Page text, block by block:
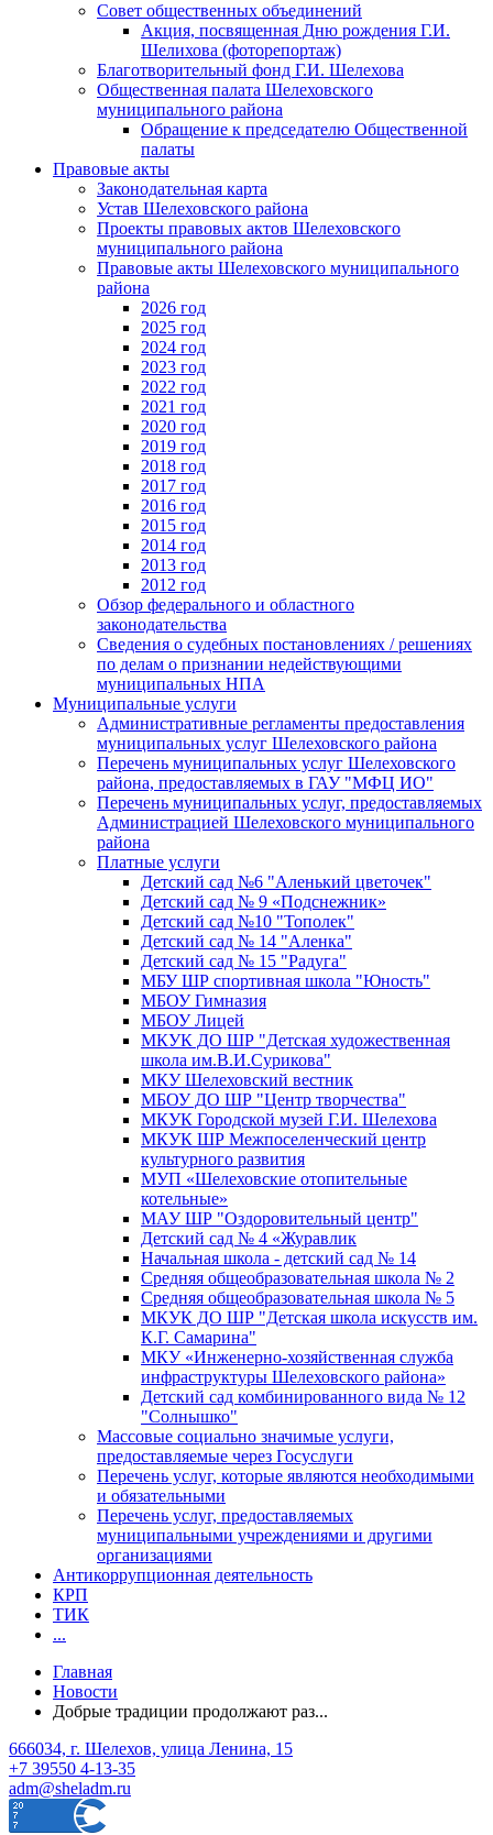
Совет общественных объединений
Акция, посвященная Дню рождения Г.И.
Шелихова (фоторепортаж)
Благотворительный фонд Г.И. Шелехова
Общественная палата Шелеховского
муниципального района
Обращение к председателю Общественной
палаты
Правовые акты
Законодательная карта
Устав Шелеховского района
Проекты правовых актов Шелеховского
муниципального района
Правовые акты Шелеховского муниципального
района
2026 год
2025 год
2024 год
2023 год
2022 год
2021 год
2020 год
2019 год
2018 год
2017 год
2016 год
2015 год
2014 год
2013 год
2012 год
Обзор федерального и областного
законодательства
Сведения о судебных постановлениях / решениях
по делам о признании недействующими
муниципальных НПА
Муниципальные услуги
Административные регламенты предоставления
муниципальных услуг Шелеховского района
Перечень муниципальных услуг Шелеховского
района, предоставляемых в ГАУ "МФЦ ИО"
Перечень муниципальных услуг, предоставляемых
Администрацией Шелеховского муниципального
района
Платные услуги
Детский сад №6 "Аленький цветочек"
Детский сад № 9 «Подснежник»
Детский сад №10 "Тополек"
Детский сад № 14 "Аленка"
Детский сад № 15 "Радуга"
МБУ ШР спортивная школа "Юность"
МБОУ Гимназия
МБОУ Лицей
МКУК ДО ШР "Детская художественная
школа им.В.И.Сурикова"
МКУ Шелеховский вестник
МБОУ ДО ШР "Центр творчества"
МКУК Городской музей Г.И. Шелехова
МКУК ШР Межпоселенческий центр
культурного развития
МУП «Шелеховские отопительные
котельные»
МАУ ШР "Оздоровительный центр"
Детский сад № 4 «Журавлик
Начальная школа - детский сад № 14
Средняя общеобразовательная школа № 2
Средняя общеобразовательная школа № 5
МКУК ДО ШР "Детская школа искусств им.
К.Г. Самарина"
МКУ «Инженерно-хозяйственная служба
инфраструктуры Шелеховского района»
Детский сад комбинированного вида № 12
"Солнышко"
Массовые социально значимые услуги,
предоставляемые через Госуслуги
Перечень услуг, которые являются необходимыми
и обязательными
Перечень услуг, предоставляемых
муниципальными учреждениями и другими
организациями
Антикоррупционная деятельность
КРП
ТИК
...
Главная
Новости
Добрые традиции продолжают раз...
666034, г. Шелехов, улица Ленина, 15
+7 39550 4-13-35
adm@sheladm.ru